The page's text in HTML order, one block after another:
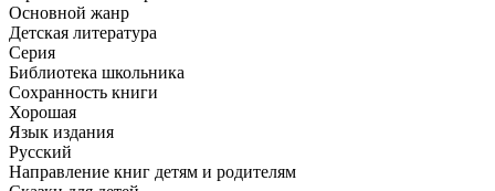
Основной жанр
Детская литература
Серия
Библиотека школьника
Сохранность книги
Хорошая
Язык издания
Русский
Направление книг детям и родителям